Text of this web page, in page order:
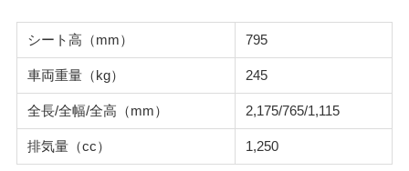
シート高（mm） 795
車両重量（kg） 245
全長/全幅/全高（mm） 2,175/765/1,115
排気量（cc） 1,250